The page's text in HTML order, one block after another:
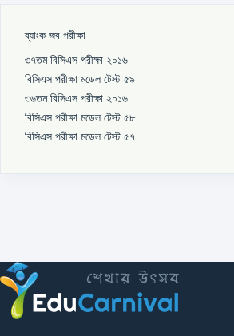
ব্যাংক জব পরীক্ষা
৩৭তম বিসিএস পরীক্ষা ২০১৬
বিসিএস পরীক্ষা মডেল টেস্ট ৫৯
৩৬তম বিসিএস পরীক্ষা ২০১৬
বিসিএস পরীক্ষা মডেল টেস্ট ৫৮
বিসিএস পরীক্ষা মডেল টেস্ট ৫৭